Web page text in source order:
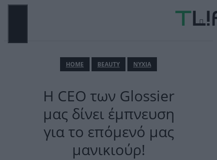
Μετάβαση
ΗΟΜΕ BEAUTY ΝΥΧΙΑ
Η CEO των Glossier
μας δίνει έμπνευση
για το επόμενό μας
μανικιούρ!